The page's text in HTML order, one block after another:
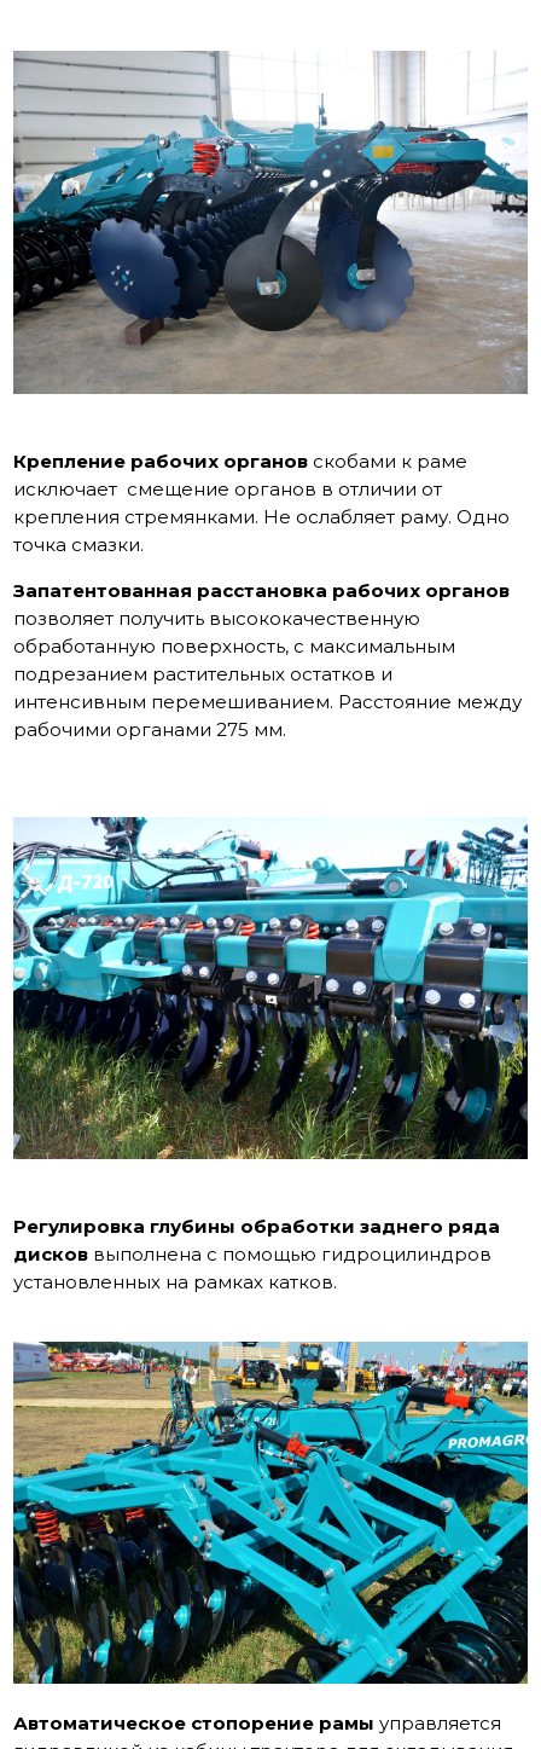
Крепление рабочих органов скобами к раме
исключает смещение органов в отличии от
крепления стремянками. Не ослабляет раму. Одно
точка смазки.
Запатентованная расстановка рабочих органов
позволяет получить высококачественную
обработанную поверхность, с максимальным
подрезанием растительных остатков и
интенсивным перемешиванием. Расстояние между
рабочими органами 275 мм.
Регулировка глубины обработки заднего ряда
дисков выполнена с помощью гидроцилиндров
установленных на рамках катков.
Автоматическое стопорение рамы управляется